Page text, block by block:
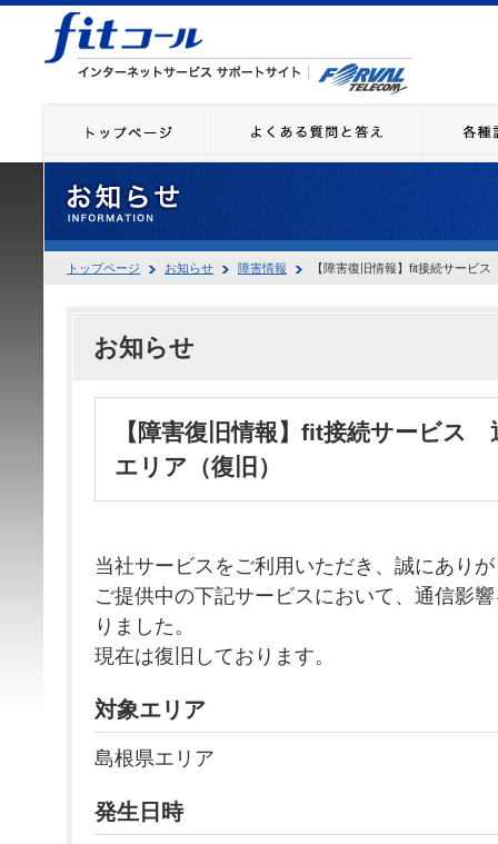
トップページ お知らせ 障害情報 【障害復旧情報】fit接続サービ
お知らせ
【障害復旧情報】fit接続サービ
エリア（復旧）
当社サービスをご利用いただき、誠にあり
ご提供中の下記サービスにおいて、通信影
りました。
現在は復旧しております。
対象エリア
島根県エリア
発生日時